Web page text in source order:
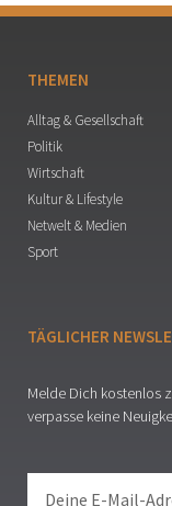
THEMEN
Alltag & Gesellschaft
Politik
Wirtschaft
Kultur & Lifestyle
Netwelt & Medien
Sport
TÄGLICHER
Melde Dich kostenlos
verpasse keine